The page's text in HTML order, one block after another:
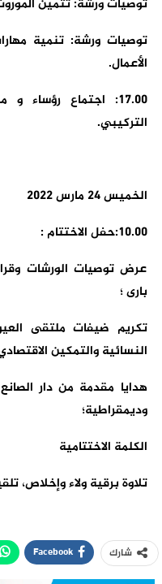
توصيات ورشة: تثمين
توصيات ورشة: تنمية
الأعمال.
17.00: اجتماع رؤساء
التركيبي.
الخميس 24 مارس 2022
10.00:حفل الاختتام :
عرض توصيات الورشات
بارى ؛
تكريم ضيفات ملتقى
النسائية والتمكين
هدايا مقدمة من دار
وديمقراطية؛
الكلمة الاختتامية
تلاوة برقية ولاء وإخلاص،
شارك Facebook